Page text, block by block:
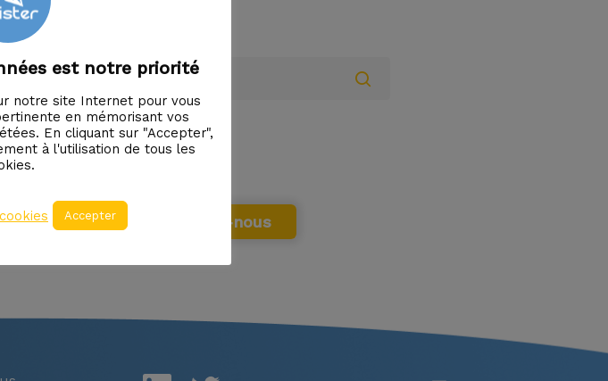
? Contactez-nous
est notre priorité
notre site Internet pour vous
en mémorisant vos
En cliquant sur "Accepter",
à l'utilisation de tous les
Accepter